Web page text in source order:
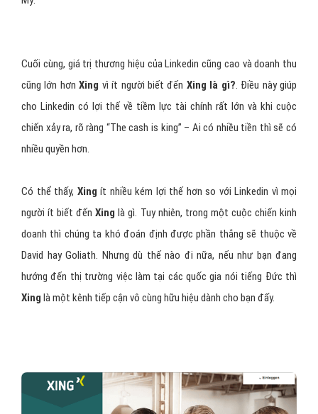
Cuối cùng, giá trị thương hiệu của Linkedin cũng cao và doanh thu
cũng lớn hơnXing vì ít người biết đến Xing là gì?. Điều này giúp
cho Linkedin có lợi thế về tiềm lực tài chính rất lớn và khi cuộc
chiến xảy ra, rõ ràng “The cash is king” – Ai có nhiều tiền thì sẽ có
nhiều quyền hơn.
Có thể thấy, Xing ít nhiều kém lợi thế hơn so với Linkedin vì mọi
người ít biết đếnXinglà gì. Tuy nhiên, trong một cuộc chiến kinh
doanh thì chúng ta khó đoán định được phần thắng sẽ thuộc về
David hay Goliath. Nhưng dù thế nào đi nữa, nếu như bạn đang
hướng đến thị trường việc làm tại các quốc gia nói tiếng Đức thì
Xing là một kênh tiếp cận vô cùng hữu hiệu dành cho bạn đấy.